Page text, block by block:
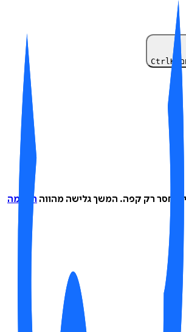
Ctrl
חסר רק קפה.המשך גלישה מהווההסכמה